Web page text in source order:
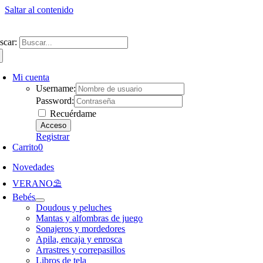
Saltar al contenido
Mi cuenta
Username:
Password:
Recuérdame
Registrar
Carrito0
Novedades
VERANO⛱️​
Bebés
Doudous y peluches
Mantas y alfombras de juego
Sonajeros y mordedores
Apila, encaja y enrosca
Arrastres y correpasillos
Libros de tela